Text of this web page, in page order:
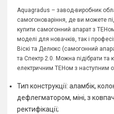
Aquagradus – завод-виробник
самогоноваріння, де ви можете
купити самогонний апарат з
моделі для новачків, так і
Віскі та Делюкс (самогонний
та Спектр 2.0. Можна підібрати та
електричним ТЕНом з наступним
Тип конструкції: аламбік,
дефлегматором, міні, з
ректифікації;